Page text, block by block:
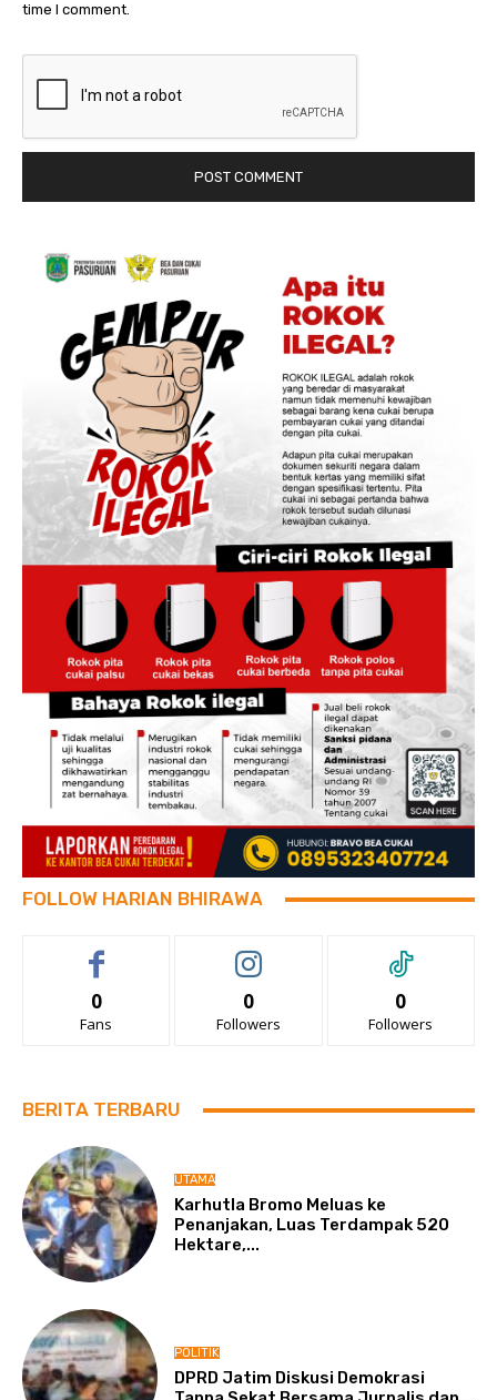
time I comment.
FOLLOW HARIAN BHIRAWA
0
Fans
0
Followers
0
Followers
BERITA TERBARU
UTAMA
Karhutla Bromo Meluas ke
Penanjakan, Luas Terdampak 520
Hektare,...
POLITIK
DPRD Jatim Diskusi Demokrasi